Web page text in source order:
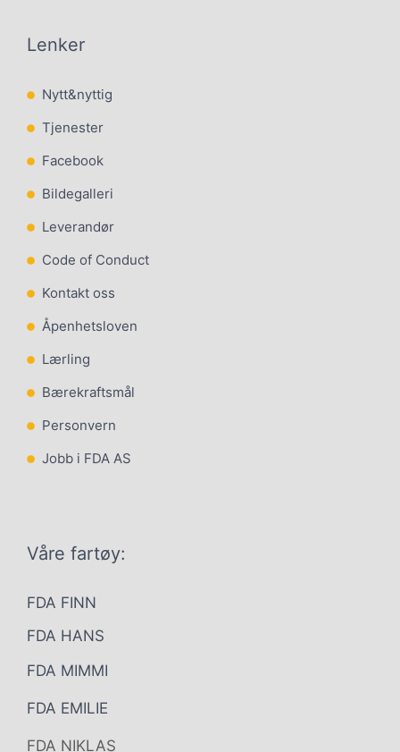
Lenker
Nytt&nyttig
Tjenester
Facebook
Bildegalleri
Leverandør
Code of Conduct
Kontakt oss
Åpenhetsloven
Lærling
Bærekraftsmål
Personvern
Jobb i FDA AS
Våre fartøy:
FDA FINN
FDA HANS
FDA MIMMI
FDA EMILIE
FDA NIKLAS